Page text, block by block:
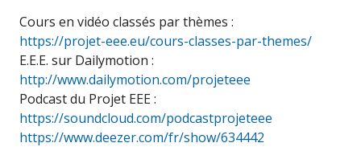
Cours en vidéo classés par thèmes :
https://projet-eee.eu/cours-classes-par-themes/
E.E.E. sur Dailymotion :
http://www.dailymotion.com/projeteee
Podcast du Projet EEE :
https://soundcloud.com/podcastprojeteee
https://www.deezer.com/fr/show/634442